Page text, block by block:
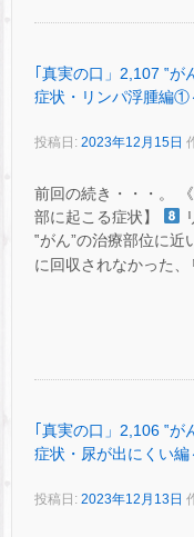
｢真実の口」2,107 ‟が
症状・リンパ浮腫編①
投稿日: 2023年12月15日
前回の続き・・・。
部に起こる症状】
‟がん”の治療部位に
に回収されなかった
｢真実の口」2,106 ‟
症状・尿が出にくい編
投稿日: 2023年12月13日